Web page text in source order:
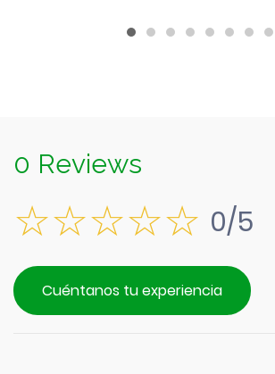
0 Reviews
0/5
Cuéntanos tu experiencia